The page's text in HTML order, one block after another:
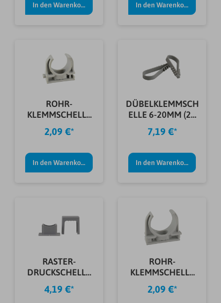
In den Warenkorb In den Warenkorb
ROHR-
KLEMMSCHELLE
EN25 6 STÜCK
2,09 €*
In den Warenkorb
DÜBELKLEMMSCH
ELLE 6-20MM (20
STÜCK)
7,19 €*
In den Warenkorb
RASTER-
DRUCKSCHELLE
1F 6-16MM GRAU
25 ST
4,19 €*
ROHR-
KLEMMSCHELLE
EN32 GRAU 4 ST.
2,09 €*